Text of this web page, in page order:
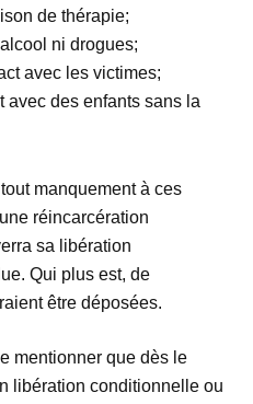
de thérapie;
ni drogues;
avec les victimes;
avec des enfants sans la
manquement à ces
réincarcération
sa libération
Qui plus est, de
être déposées.
mentionner que dès le
libération conditionnelle ou